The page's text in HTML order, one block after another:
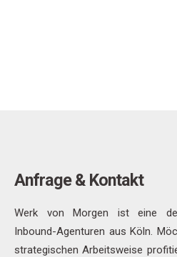
Anfrage & Kontakt
Werk von Morgen ist eine
Inbound-Agenturen aus Köln.
strategischen Arbeitsweise